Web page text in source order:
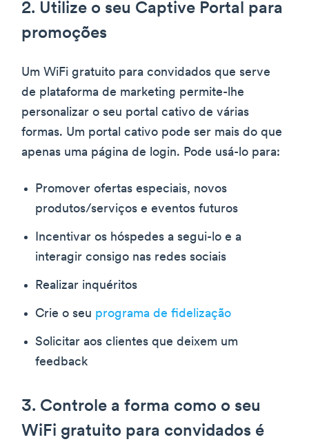
2. Utilize o seu Captive Portal para
promoções
Um WiFi gratuito para convidados que serve
de plataforma de marketing permite-lhe
personalizar o seu portal cativo de várias
formas. Um portal cativo pode ser mais do que
apenas uma página de login. Pode usá-lo para:
Promover ofertas especiais, novos
produtos/serviços e eventos futuros
Incentivar os hóspedes a segui-lo e a
interagir consigo nas redes sociais
Realizar inquéritos
Crie o seu programa de fidelização
Solicitar aos clientes que deixem um
feedback
3. Controle a forma como o seu
WiFi gratuito para convidados é